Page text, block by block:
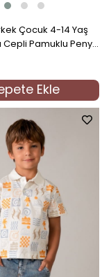
Çocuk 4-14 Yaş
Cepli Pamuklu Penye
Ekle